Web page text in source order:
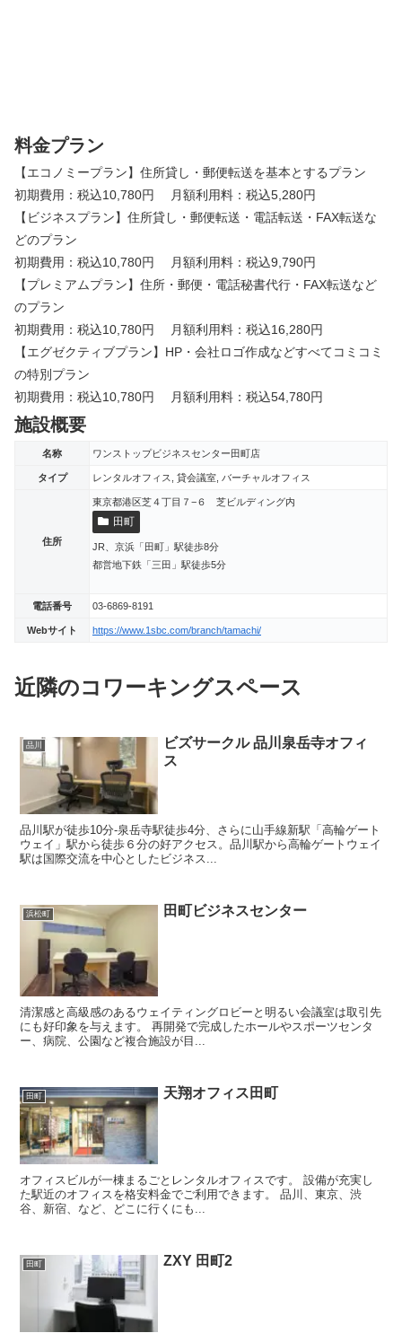
料金プラン
【エコノミープラン】住所貸し・郵便転送を基本とするプラン
初期費用：税込10,780円 月額利用料：税込5,280円
【ビジネスプラン】住所貸し・郵便転送・電話転送・FAX転送な
どのプラン
初期費用：税込10,780円 月額利用料：税込9,790円
【プレミアムプラン】住所・郵便・電話秘書代行・FAX転送など
のプラン
初期費用：税込10,780円 月額利用料：税込16,280円
【エグゼクティブプラン】HP・会社ロゴ作成などすべてコミコミ
の特別プラン
初期費用：税込10,780円 月額利用料：税込54,780円
施設概要
名称 ワンストップビジネスセンター田町店
タイプ レンタルオフィス, 貸会議室, バーチャルオフィス
住所
東京都港区芝４丁目７−６ 芝ビルディング内
田町
JR、京浜「田町」駅徒歩8分
都営地下鉄「三田」駅徒歩5分
電話番号 03-6869-8191
Webサイト https://www.1sbc.com/branch/tamachi/
近隣のコワーキングスペース
品川
ビズサークル 品川泉岳寺オフィ
ス
品川駅が徒歩10分‐泉岳寺駅徒歩4分、さらに山手線新駅「高輪ゲート
ウェイ」駅から徒歩６分の好アクセス。品川駅から高輪ゲートウェイ
駅は国際交流を中心としたビジネス...
浜松町 田町ビジネスセンター
清潔感と高級感のあるウェイティングロビーと明るい会議室は取引先
にも好印象を与えます。 再開発で完成したホールやスポーツセンタ
ー、病院、公園など複合施設が目...
田町 天翔オフィス田町
オフィスビルが一棟まるごとレンタルオフィスです。 設備が充実し
た駅近のオフィスを格安料金でご利用できます。 品川、東京、渋
谷、新宿、など、どこに行くにも...
田町 ZXY 田町2